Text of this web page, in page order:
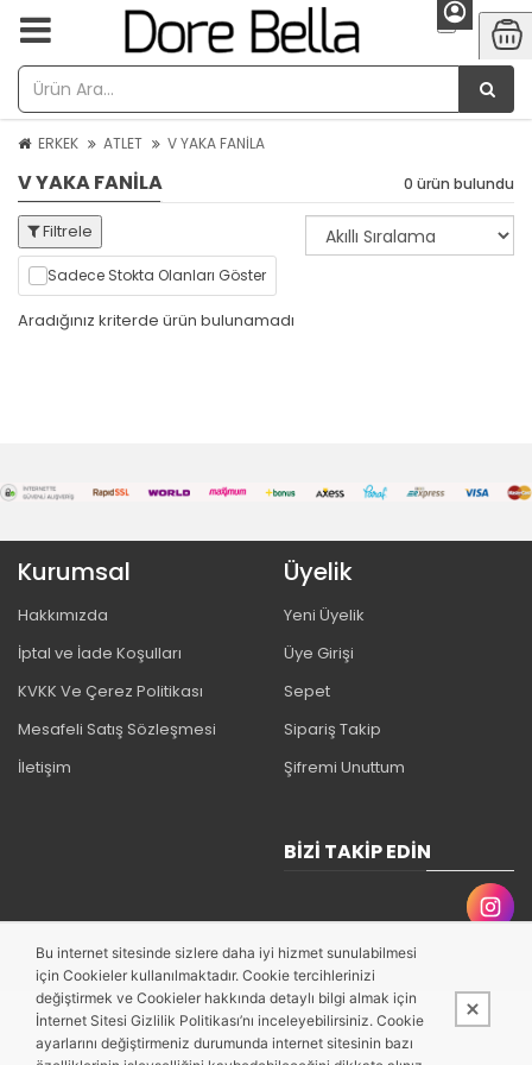
ERKEK ATLET V YAKA FANİLA
V YAKA FANİLA 0 ürün bulundu
Filtrele
Sadece Stokta Olanları Göster
Aradığınız kriterde ürün bulunamadı
Kurumsal
Hakkımızda
İptal ve İade Koşulları
KVKK Ve Çerez Politikası
Mesafeli Satış Sözleşmesi
İletişim
Üyelik
Yeni Üyelik
Üye Girişi
Sepet
Sipariş Takip
Şifremi Unuttum
BIZI TAKIP EDIN
Bu internet sitesinde sizlere daha iyi hizmet sunulabilmesi
için Cookieler kullanılmaktadır. Cookie tercihlerinizi
değiştirmek ve Cookieler hakkında detaylı bilgi almak için
İnternet Sitesi Gizlilik Politikası’nı inceleyebilirsiniz. Cookie
ayarlarını değiştirmeniz durumunda internet sitesinin bazı